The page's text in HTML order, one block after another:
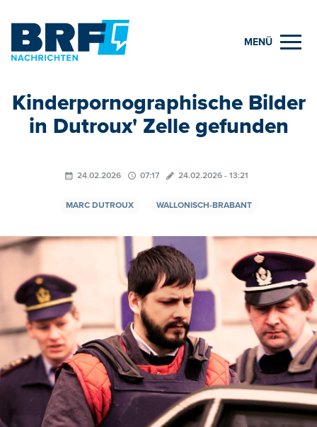
MENÜ
Kinderpornographische Bilder
in Dutroux' Zelle gefunden
24.02.2026 07:17 24.02.2026 - 13:21
MARC DUTROUX WALLONISCH-BRABANT